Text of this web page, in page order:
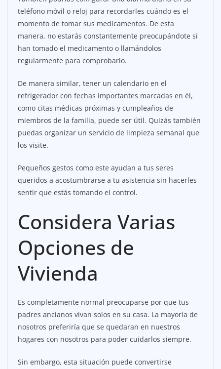
teléfono móvil o reloj para recordarles cuándo es el
momento de tomar sus medicamentos. De esta
manera, no estarás constantemente preocupándote si
han tomado el medicamento o llamándolos
regularmente para comprobarlo.
De manera similar, tener un calendario en el
refrigerador con fechas importantes marcadas en él,
como citas médicas próximas y cumpleaños de
miembros de la familia, puede ser útil. Quizás también
puedas organizar un servicio de limpieza semanal que
los visite.
Pequeños gestos como este ayudan a tus seres
queridos a acostumbrarse a tu asistencia sin hacerles
sentir que estás tomando el control.
Considera Varias
Opciones de
Vivienda
Es completamente normal preocuparse por que tus
padres ancianos vivan solos en su casa. La mayoría de
nosotros preferiría que se quedaran en nuestros
hogares con nosotros para poder cuidarlos siempre.
Sin embargo, esta situación puede convertirse